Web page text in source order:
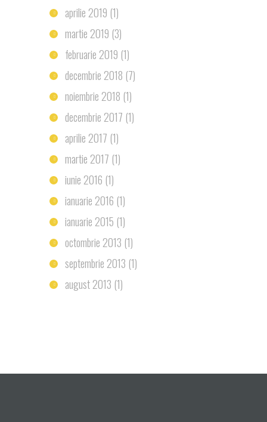
aprilie 2019 (1)
martie 2019 (3)
februarie 2019 (1)
decembrie 2018 (7)
noiembrie 2018 (1)
decembrie 2017 (1)
aprilie 2017 (1)
martie 2017 (1)
iunie 2016 (1)
ianuarie 2016 (1)
ianuarie 2015 (1)
octombrie 2013 (1)
septembrie 2013 (1)
august 2013 (1)